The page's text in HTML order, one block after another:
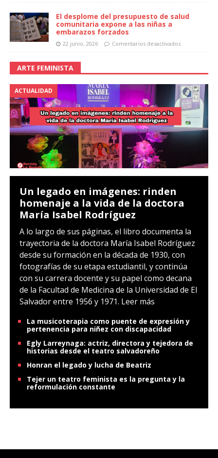
El desplome del presupuesto de salud
comunitaria expone a las niñas a
embarazos forzados
22 junio, 2026 Comentarios desactivados
ARTE FEMINISTA
ACTUALIDAD
Un legado en imágenes: rinden
homenaje a la vida de la doctora
María Isabel Rodríguez
A lo largo de sus páginas, el libro documenta la
trayectoria de la doctora María Isabel Rodríguez
desde su formación en la década de 1930, con
fotografías de su etapa estudiantil, y continúa
con su carrera docente y su papel como decana
de la Facultad de Medicina de la Universidad de El
Salvador entre 1956 y 1971. Leer más
La musicoterapia como puente de expresión y
pertenencia para niñez con discapacidad
Egly Larreynaga: actriz, directora y tejedora de
historias desde el teatro salvadoreño
Honran el legado y lucha de Beatriz
Tejer un teatro feminista es la pregunta y la
reformulación constante